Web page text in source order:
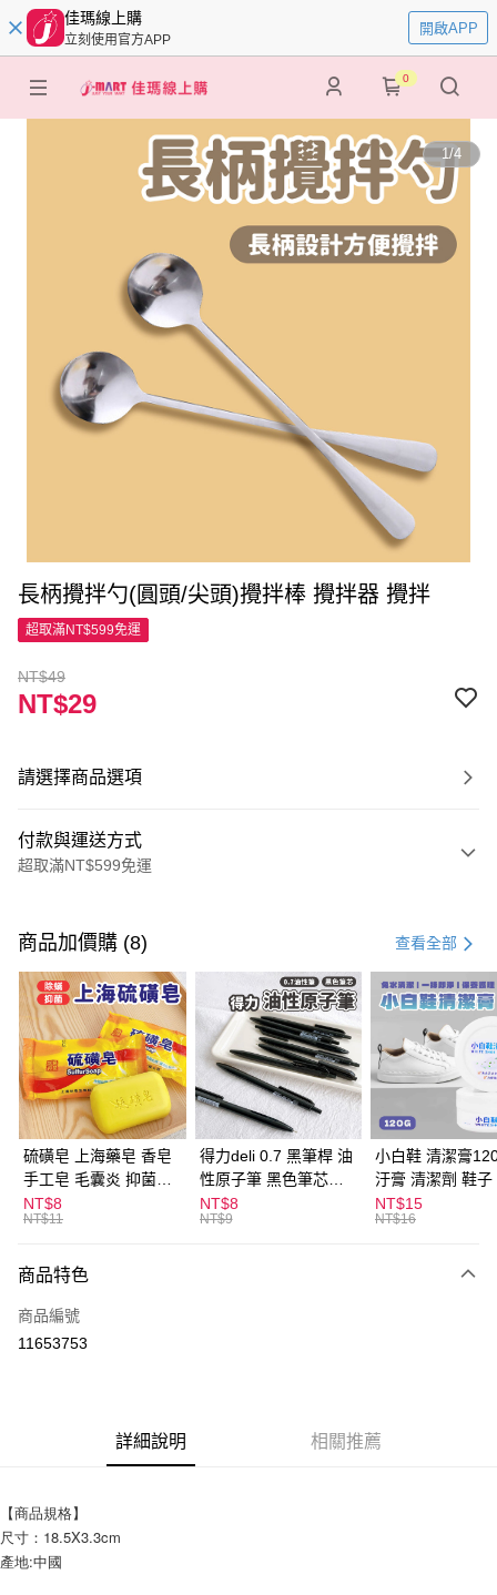
佳瑪線上購
立刻使用官方APP
開啟APP
0
1/4
長柄攪拌勺(圓頭/尖頭)攪拌棒 攪拌器 攪拌
超取滿NT$599免運
NT$49
NT$29
請選擇商品選項
付款與運送方式
超取滿NT$599免運
信用卡一次付款
超商取貨付款
LINE Pay
Apple Pay
街口支付
悠遊付
ATM付款
全家取貨付款
每筆NT$60，滿NT$599(含以上)免運費
付款後全家取貨
每筆NT$60，滿NT$599(含以上)免運費
每筆NT$60，滿NT$599(含以上)免運費
宅配
商品加價購 (8) 查看全部
硫磺皂 上海藥皂 香皂
手工皂 毛囊炎 抑菌除
蟎 清潔護膚 去油去痘
寵物皮膚病 狗狗貓咪
NT$8
NT$11
得力deli 0.7 黑筆桿 油
性原子筆 黑色筆芯
S304
NT$8
NT$9
小白鞋 清潔膏
汙膏 清潔劑 鞋子
漬 白皮鞋 鞋油
NT$15
NT$16
商品特色
商品編號
11653753
詳細說明 相關推薦
【商品規格】
尺寸：18.5X3.3cm
產地:中國